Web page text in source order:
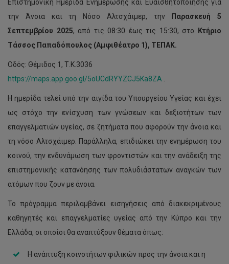
Επιστημονική Ημερίδα Ενημέρωσης και Ευαισθητοποίησης για
την Άνοια και τη Νόσο Αλτσχάιμερ, την
Παρασκευή 5
Σεπτεμβρίου 2025, από τις 08:30 έως τις 15:30, στο
Κτήριο
Τάσσος Παπαδόπουλος (Αμφιθέατρο 1), ΤΕΠΑΚ.
Οδός: Θέμιδος 1, Τ.Κ.3036
https://maps.app.goo.gl/5oUCdRYYZCJ5Ka8ZA
Η ημερίδα τελεί υπό την αιγίδα του Υπουργείου Υγείας και έχει
ως στόχο την ενίσχυση των γνώσεων και δεξιοτήτων των
επαγγελματιών υγείας, σε ζητήματα που αφορούν την άνοια και
τη νόσο Αλτσχάιμερ. Παράλληλα, επιδιώκει την ενημέρωση του
κοινού, την ενδυνάμωση των φροντιστών και την ανάδειξη της
επιστημονικής κατανόησης των πολυδιάστατων αναγκών των
ατόμων που ζουν με άνοια.
Το πρόγραμμα περιλαμβάνει εισηγήσεις από διακεκριμένους
καθηγητές και επαγγελματίες υγείας από την Κύπρο και την
Ελλάδα, οι οποίοι θα αναπτύξουν θέματα όπως:
Η ανάπτυξη κοινοτήτων φιλικών προς την άνοια και η